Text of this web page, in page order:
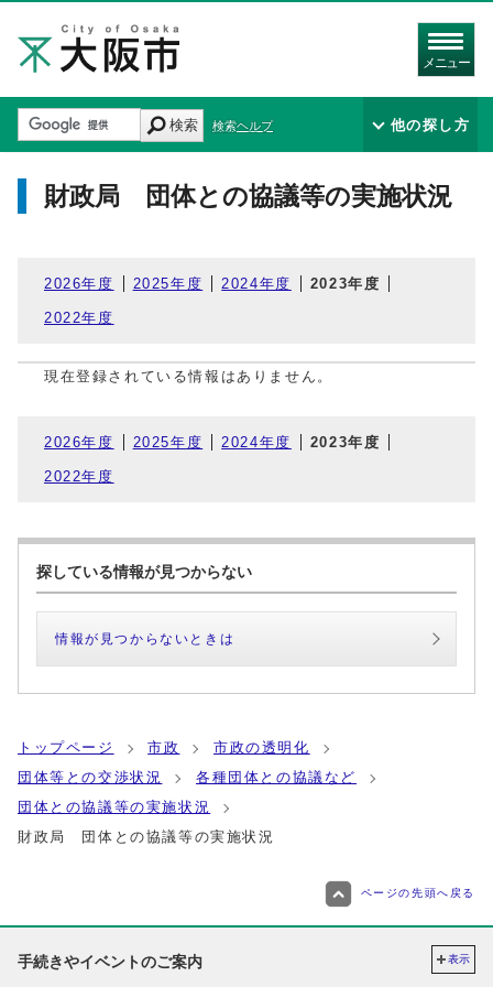
メニュー
検索 検索ヘルプ 他の探し方
財政局 団体との協議等の実施状況
2026年度 2025年度 2024年度 2023年度
2022年度
現在登録されている情報はありません。
2026年度 2025年度 2024年度 2023年度
2022年度
探している情報が見つからない
情報が見つからないときは
トップページ 市政
市政の透明化
団体等との交渉状況
各種団体との協議など
団体との協議等の実施状況
財政局 団体との協議等の実施状況
ページの先頭へ戻る
手続きやイベントのご案内 表示